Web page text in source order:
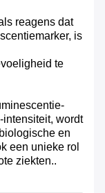
reagens dat
is
te
wordt
en
een unieke rol
ziekten..